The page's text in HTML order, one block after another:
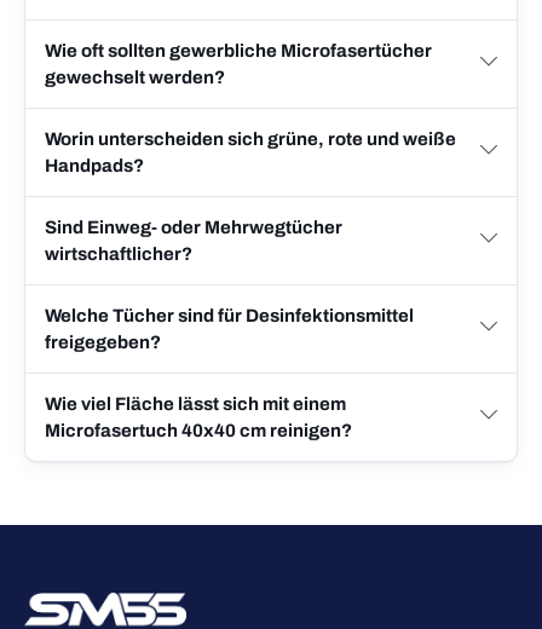
Wie oft sollten gewerbliche Microfasertücher
gewechselt werden?
Worin unterscheiden sich grüne, rote und weiße
Handpads?
Sind Einweg- oder Mehrwegtücher
wirtschaftlicher?
Welche Tücher sind für Desinfektionsmittel
freigegeben?
Wie viel Fläche lässt sich mit einem
Microfasertuch 40x40 cm reinigen?